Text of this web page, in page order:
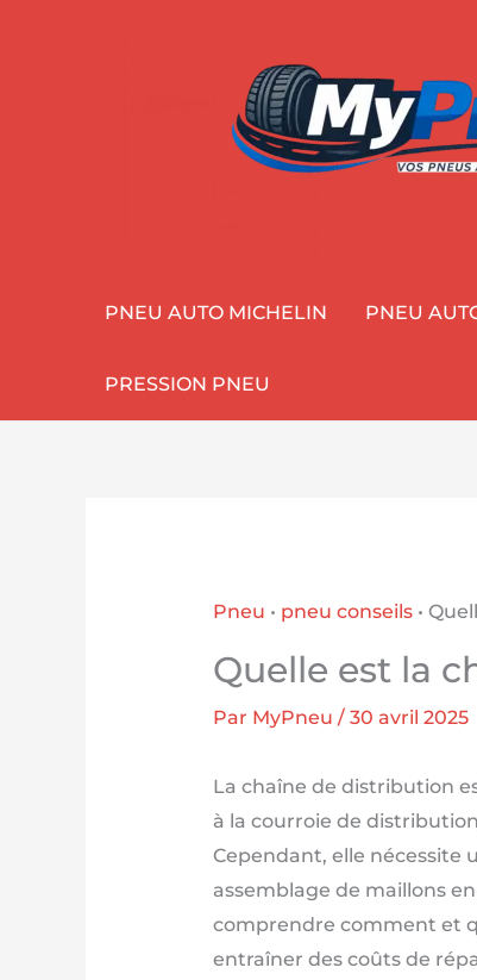
PNEU AUTO MICHELIN PNEU
PRESSION PNEU
Pneu • pneu conseils•
Quelle est la
Par MyPneu / 30 avril 2025
La chaîne de distribution
à la courroie de
Cependant, elle nécessite
assemblage de maillons
comprendre comment et
entraîner des coûts de